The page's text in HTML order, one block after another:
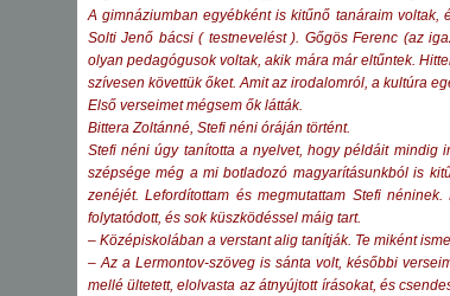
A gimnáziumban egyébként is kitűnő tanáraim voltak,
Solti Jenő bácsi ( testnevelést ). Gőgös Ferenc (az
olyan pedagógusok voltak, akik mára már eltűntek.
szívesen követtük őket. Amit az irodalomról, a kultúra
Első verseimet mégsem ők látták.
Bittera Zoltánné, Stefi néni óráján történt.
Stefi néni úgy tanította a nyelvet, hogy példáit mindig
szépsége még a mi botladozó magyarításunkból is
zenéjét. Lefordítottam és megmutattam Stefi
folytatódott, és sok küszködéssel máig tart.
– Középiskolában a verstant alig tanítják. Te miként
– Az a Lermontov-szöveg is sánta volt, későbbi
mellé ültetett, elolvasta az átnyújtott írásokat, és